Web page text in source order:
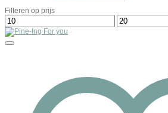
Filteren op prijs
Min.
prijs
Max.
prijs